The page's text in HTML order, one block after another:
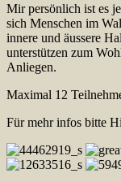
Mir persönlich ist es
sich Menschen im
innere und äussere
unterstützen zum
Anliegen.
Maximal 12
Für mehr infos bitte